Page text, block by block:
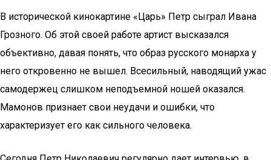
В исторической кинокартине «Царь» Петр сыграл Ивана
Грозного. Об этой своей работе артист высказался
объективно, давая понять, что образ русского монарха у
него откровенно не вышел. Всесильный, наводящий ужас
самодержец слишком неподъемной ношей оказался.
Мамонов признает свои неудачи и ошибки, что
характеризует его как сильного человека.